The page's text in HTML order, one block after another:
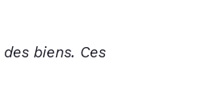
biens. Ces